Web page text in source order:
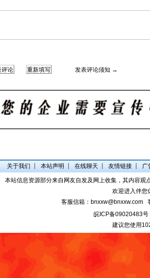
发表评论须知 →
关于我们 ┋ 本站声明 ┋ 在线聊天 ┋ 友情链接 ┋ 广
本站信息资源部分来自网友自发及网上收集，其内容
欢迎进入伴您
客服信箱：bnxxw@bnxxw.com
皖ICP备09020483号
建议您使用